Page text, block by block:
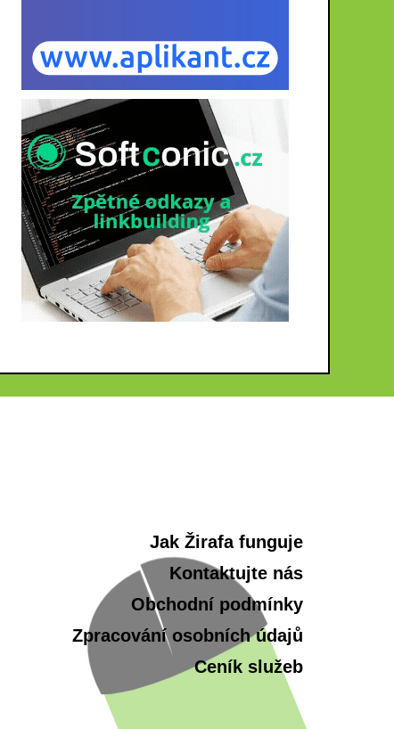
Jak Žirafa funguje
Kontaktujte nás
Obchodní podmínky
Zpracování osobních údajů
Ceník služeb